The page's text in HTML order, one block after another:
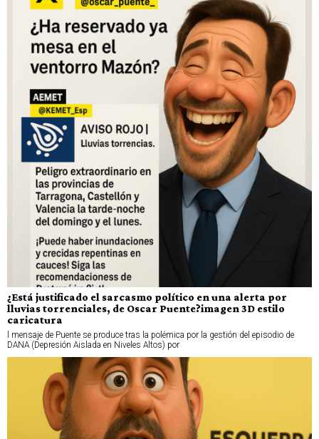
¿Está justificado el sarcasmo político en una alerta por
lluvias torrenciales, de Oscar Puente?imagen 3D estilo
caricatura
l mensaje de Puente se produce tras la polémica por la gestión del episodio de
DANA (Depresión Aislada en Niveles Altos) por